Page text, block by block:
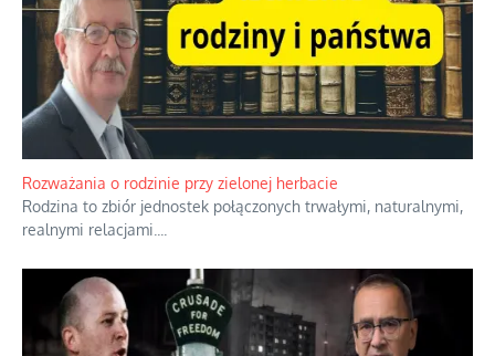
Bezobsługowe muzeum objawień w Alpach
Boże, nikt tego nie pilnuje, nic kompletnie....